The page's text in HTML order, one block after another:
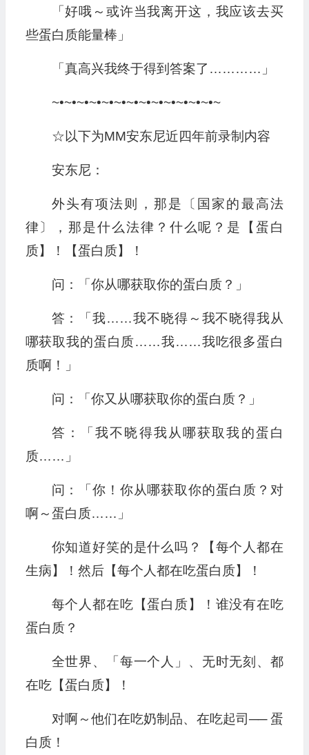
「好哦～或许当我离开这，我应该去买
些蛋白质能量棒」
「真高兴我终于得到答案了…………」
~•~•~•~•~•~•~•~•~•~•~•~•~•~
☆以下为MM安东尼近四年前录制内容
安东尼：
外头有项法则，那是〔国家的最高法
律〕，那是什么法律？什么呢？是【蛋白
质】！【蛋白质】！
问：「你从哪获取你的蛋白质？」
答：「我……我不晓得～我不晓得我从
哪获取我的蛋白质……我……我吃很多蛋白
质啊！」
问：「你又从哪获取你的蛋白质？」
答：「我不晓得我从哪获取我的蛋白
质……」
问：「你！你从哪获取你的蛋白质？对
啊～蛋白质……」
你知道好笑的是什么吗？【每个人都在
生病】！然后【每个人都在吃蛋白质】！
每个人都在吃【蛋白质】！谁没有在吃
蛋白质？
全世界、「每一个人」、无时无刻、都
在吃【蛋白质】！
对啊～他们在吃奶制品、在吃起司── 蛋
白质！